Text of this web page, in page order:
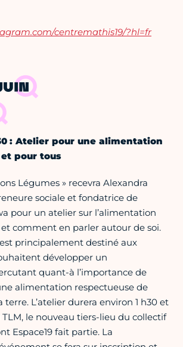
centremathis19/?hl=fr
: Atelier pour une alimentation
pour tous
Légumes » recevra Alexandra
sociale et fondatrice de
pour un atelier sur l’alimentation
comment en parler autour de soi.
principalement destiné aux
développer un
quant-à l’importance de
alimentation respectueuse de
terre. L’atelier durera environ 1 h30 et
TLM, le nouveau tiers-lieu du collectif
Espace19 fait partie. La